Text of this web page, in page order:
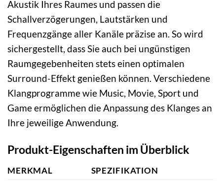
Akustik Ihres Raumes und passen die
Schallverzögerungen, Lautstärken und
Frequenzgänge aller Kanäle präzise an. So wird
sichergestellt, dass Sie auch bei ungünstigen
Raumgegebenheiten stets einen optimalen
Surround-Effekt genießen können. Verschiedene
Klangprogramme wie Music, Movie, Sport und
Game ermöglichen die Anpassung des Klanges an
Ihre jeweilige Anwendung.
Produkt-Eigenschaften im Überblick
MERKMAL SPEZIFIKATION